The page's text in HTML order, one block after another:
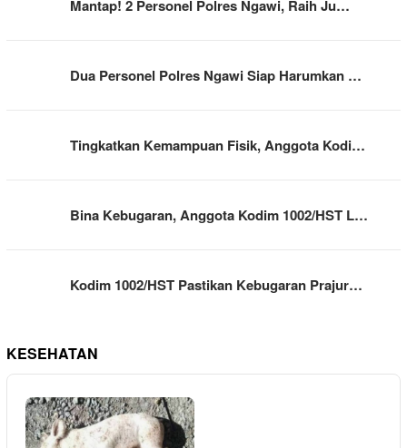
Mantap! 2 Personel Polres Ngawi, Raih Ju…
Dua Personel Polres Ngawi Siap Harumkan …
Tingkatkan Kemampuan Fisik, Anggota Kodi…
Bina Kebugaran, Anggota Kodim 1002/HST L…
Kodim 1002/HST Pastikan Kebugaran Prajur…
KESEHATAN